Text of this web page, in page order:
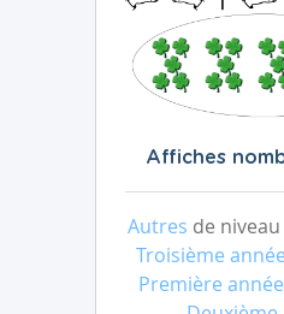
Affiches
Autres de niveau
Troisième
Première